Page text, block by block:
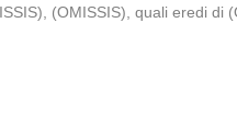
(OMISSIS), quali eredi di